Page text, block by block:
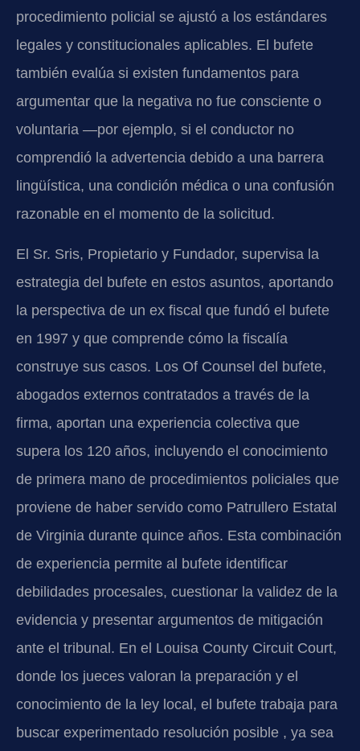
procedimiento policial se ajustó a los estándares
legales y constitucionales aplicables. El bufete
también evalúa si existen fundamentos para
argumentar que la negativa no fue consciente o
voluntaria —por ejemplo, si el conductor no
comprendió la advertencia debido a una barrera
lingüística, una condición médica o una confusión
razonable en el momento de la solicitud.
El Sr. Sris, Propietario y Fundador, supervisa la
estrategia del bufete en estos asuntos, aportando
la perspectiva de un ex fiscal que fundó el bufete
en 1997 y que comprende cómo la fiscalía
construye sus casos. Los Of Counsel del bufete,
abogados externos contratados a través de la
firma, aportan una experiencia colectiva que
supera los 120 años, incluyendo el conocimiento
de primera mano de procedimientos policiales que
proviene de haber servido como Patrullero Estatal
de Virginia durante quince años. Esta combinación
de experiencia permite al bufete identificar
debilidades procesales, cuestionar la validez de la
evidencia y presentar argumentos de mitigación
ante el tribunal. En el Louisa County Circuit Court,
donde los jueces valoran la preparación y el
conocimiento de la ley local, el bufete trabaja para
buscar experimentado resolución posible , ya sea